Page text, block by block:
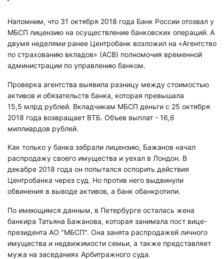
Напомним, что 31 октября 2018 года Банк России отозвал у
МБСП лицензию на осуществление банковских операций. А
двумя неделями ранее Центробанк возложил на «Агентство
по страхованию вкладов» (АСВ) полномочия временной
администрации по управлению банком.
Проверка агентства выявила разницу между стоимостью
активов и обязательств банка, которая превышала
15,5 млрд рублей. Вкладчикам МБСП деньги с 25 октября
2018 года возвращает ВТБ. Объев выплат - 16,6
миллиардов рублей.
Как только у банка забрали лицензию, Бажанов начал
распродажу своего имущества и уехал в Лондон. В
декабре 2018 года он попытался оспорить действия
Центробанка через суд. Но против него выдвинули
обвинения в выводе активов, а банк обанкротили.
По имеющимся данным, в Петербурге осталась жена
банкира Татьяна Бажанова, которая занимала пост вице-
президента АО "МБСП". Она занята распродажей личного
имущества и недвижимости семьи, а также представляет
мужа на заседаниях Арбитражного суда.